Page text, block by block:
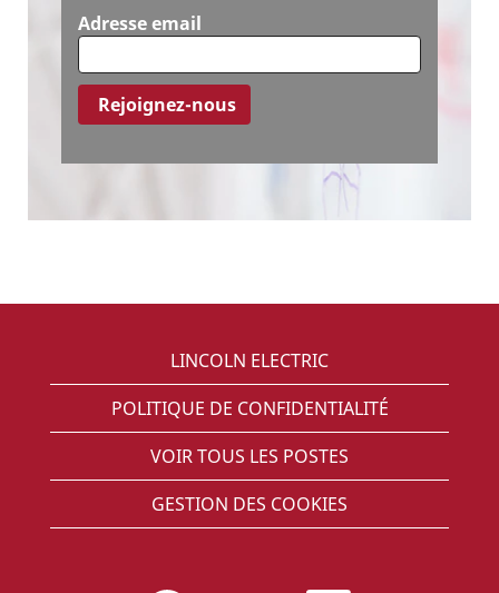
Adresse email
LINCOLN ELECTRIC
POLITIQUE DE CONFIDENTIALITÉ
VOIR TOUS LES POSTES
GESTION DES COOKIES